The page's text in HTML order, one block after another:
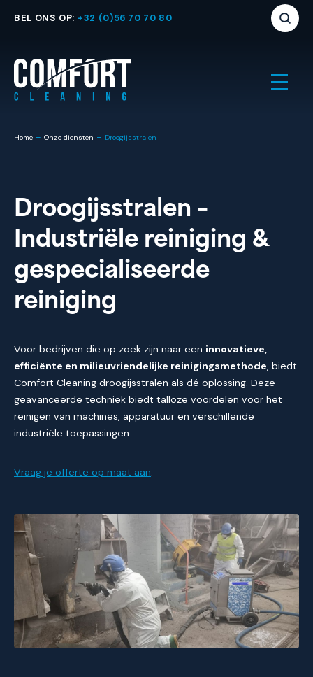
BEL ONS OP: +32 (0)56 70 70 80
Home - Onze diensten - Droogijsstralen
Droogijsstralen –
Industriële reiniging &
gespecialiseerde
reiniging
Voor bedrijven die op zoek zijn naar een innovatieve,
efficiënte en milieuvriendelijke reinigingsmethode, biedt
Comfort Cleaning droogijsstralen als dé oplossing. Deze
geavanceerde techniek biedt talloze voordelen voor het
reinigen van machines, apparatuur en verschillende
industriële toepassingen.
Vraag je offerte op maat aan.